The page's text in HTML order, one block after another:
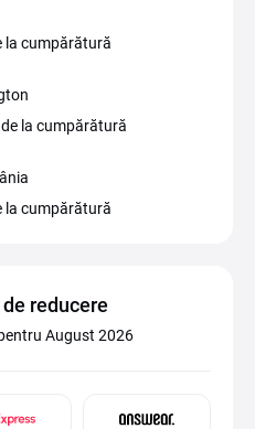
la cumpărătură
la cumpărătură
la cumpărătură
reducere
August 2026